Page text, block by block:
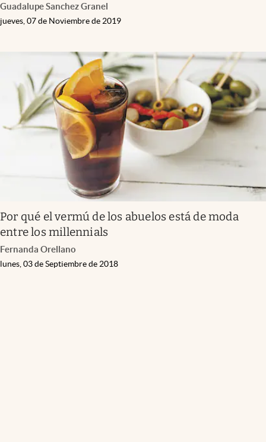
Guadalupe Sanchez Granel
jueves, 07 de Noviembre de 2019
Por qué el vermú de los abuelos está de moda
entre los millennials
Fernanda Orellano
lunes, 03 de Septiembre de 2018